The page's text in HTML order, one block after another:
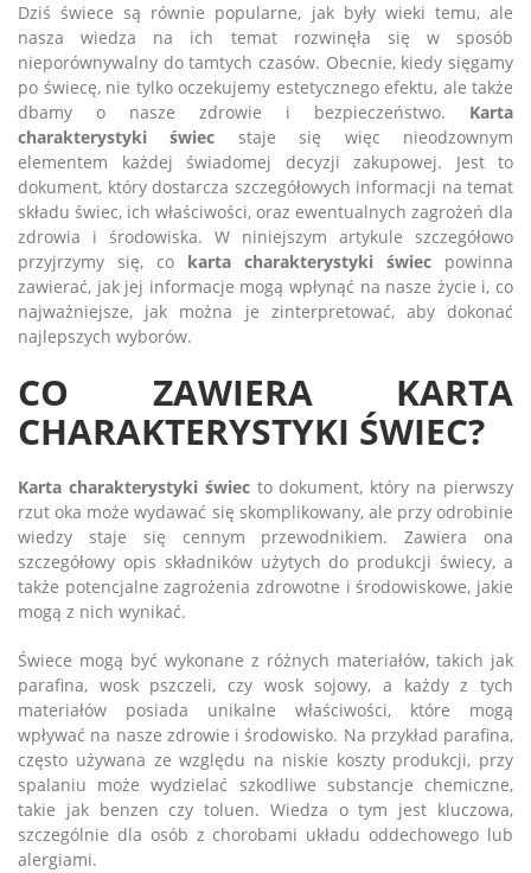
Dziś świece są równie popularne, jak były wieki temu, ale
nasza wiedza na ich temat rozwinęła się w sposób
nieporównywalny do tamtych czasów. Obecnie, kiedy sięgamy
po świecę, nie tylko oczekujemy estetycznego efektu, ale także
dbamy o nasze zdrowie i bezpieczeństwo. Karta
charakterystyki świec staje się więc nieodzownym
elementem każdej świadomej decyzji zakupowej. Jest to
dokument, który dostarcza szczegółowych informacji na temat
składu świec, ich właściwości, oraz ewentualnych zagrożeń dla
zdrowia i środowiska. W niniejszym artykule szczegółowo
przyjrzymy się, co karta charakterystyki świec powinna
zawierać, jak jej informacje mogą wpłynąć na nasze życie i, co
najważniejsze, jak można je zinterpretować, aby dokonać
najlepszych wyborów.
CO ZAWIERA KARTA
CHARAKTERYSTYKI ŚWIEC?
Karta charakterystyki świecto dokument, który na pierwszy
rzut oka może wydawać się skomplikowany, ale przy odrobinie
wiedzy staje się cennym przewodnikiem. Zawiera ona
szczegółowy opis składników użytych do produkcji świecy, a
także potencjalne zagrożenia zdrowotne i środowiskowe, jakie
mogą z nich wynikać.
Świece mogą być wykonane z różnych materiałów, takich jak
parafina, wosk pszczeli, czy wosk sojowy, a każdy z tych
materiałów posiada unikalne właściwości, które mogą
wpływać na nasze zdrowie i środowisko. Na przykład parafina,
często używana ze względu na niskie koszty produkcji, przy
spalaniu może wydzielać szkodliwe substancje chemiczne,
takie jak benzen czy toluen. Wiedza o tym jest kluczowa,
szczególnie dla osób z chorobami układu oddechowego lub
alergiami.